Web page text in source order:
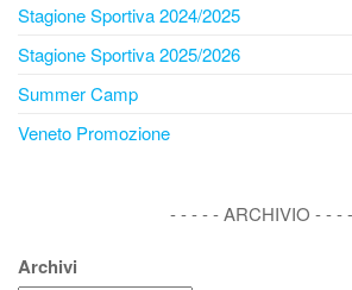
Stagione Sportiva 2024/2025
Stagione Sportiva 2025/2026
Summer Camp
Veneto Promozione
- - - - - ARCHIVIO - - -
Archivi